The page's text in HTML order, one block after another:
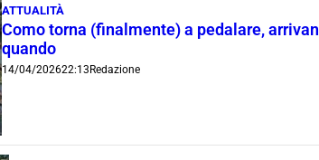
ATTUALITÀ
Como torna (finalmente) a pedalare,
quando
14/04/202622:13Redazione